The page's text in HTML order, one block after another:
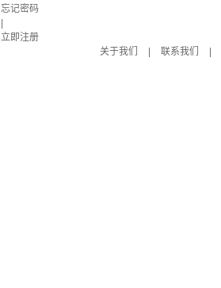
忘记密码
立即注册
关于我们
联系我们